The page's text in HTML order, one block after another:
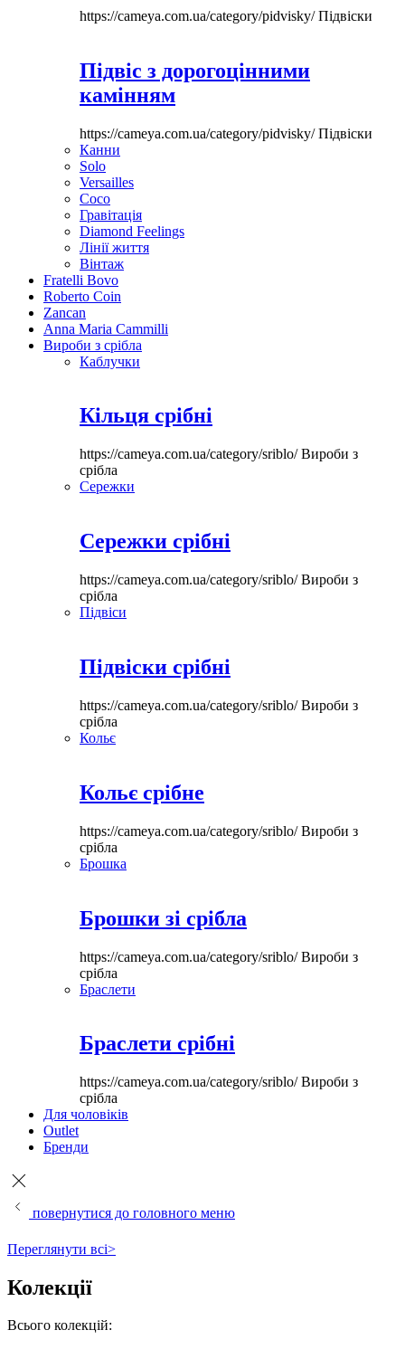
https://cameya.com.ua/category/pidvisky/Підвіски
Підвіс з дорогоцінними
камінням
https://cameya.com.ua/category/pidvisky/Підвіски
Канни
Solo
Versailles
Coco
Гравітація
Diamond Feelings
Лінії життя
Вінтаж
Fratelli Bovo
Roberto Coin
Zancan
Anna Maria Cammilli
Вироби з срібла
Каблучки
Кільця срібні
https://cameya.com.ua/category/sriblo/Вироби з
срібла
Сережки
Сережки срібні
https://cameya.com.ua/category/sriblo/Вироби з
срібла
Підвіси
Підвіски срібні
https://cameya.com.ua/category/sriblo/Вироби з
срібла
Кольє
Кольє срібне
https://cameya.com.ua/category/sriblo/Вироби з
срібла
Брошка
Брошки зі срібла
https://cameya.com.ua/category/sriblo/Вироби з
срібла
Браслети
Браслети срібні
https://cameya.com.ua/category/sriblo/Вироби з
срібла
Для чоловіків
Outlet
Бренди
повернутися до головного меню
Переглянути всі>
Колекції
Всього колекцій: